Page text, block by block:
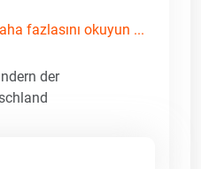
fazlasını okuyun ...
der